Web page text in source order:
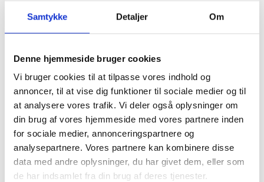
Samtykke Detaljer Om
Denne hjemmeside bruger cookies
Vi bruger cookies til at tilpasse vores indhold og
annoncer, til at vise dig funktioner til sociale medier og til
at analysere vores trafik. Vi deler også oplysninger om
din brug af vores hjemmeside med vores partnere inden
for sociale medier, annonceringspartnere og
analysepartnere. Vores partnere kan kombinere disse
data med andre oplysninger, du har givet dem, eller som
de har indsamlet fra din brug af deres tjenester.
Pakke
1.825
Garanti Livstid bolig / 20 år erhverv
Klasse 33
Montering Safe-lock pro, for sikker og nem montering
Egnet til gulvvarme